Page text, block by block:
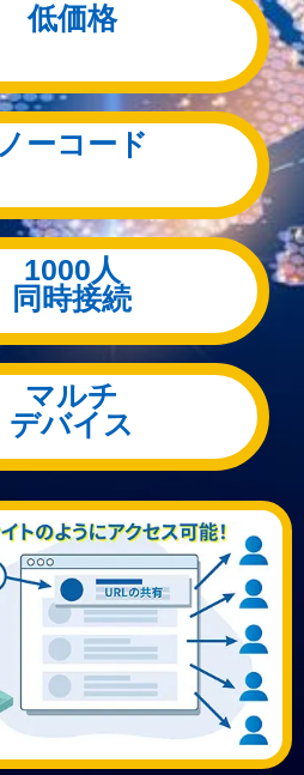
低価格
ノーコード
1000人
同時接続
マルチ
デバイス